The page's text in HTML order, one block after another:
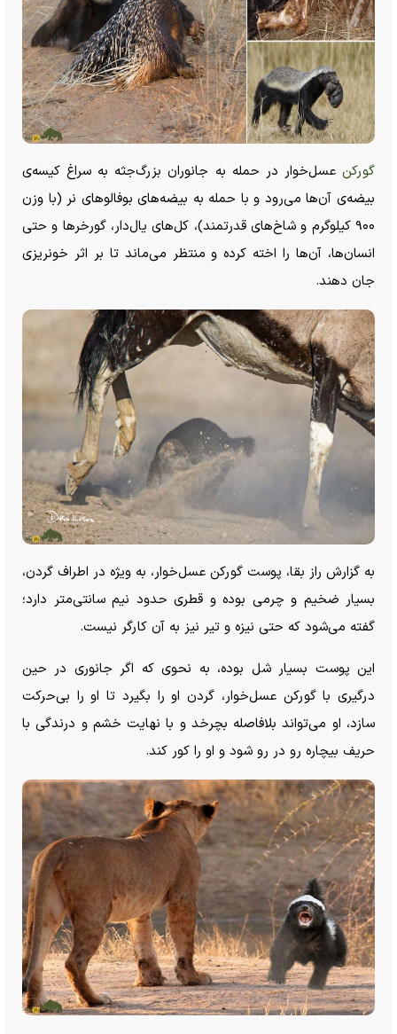
گورکن عسل‌خوار در حمله به جانوران بزرگ‌جثه به سراغ کیسه‌ی
بیضه‌ی آن‌ها می‌رود و با حمله به بیضه‌های بوفالو‌های نر (با وزن
۹۰۰ کیلوگرم و شاخ‌های قدرتمند)، کل‌های یال‌دار، گورخر‌ها و حتی
انسان‌ها، آن‌ها را اخته کرده و منتظر می‌ماند تا بر اثر خونریزی
جان دهند.
به گزارش راز بقا، پوست گورکن عسل‌خوار، به ویژه در اطراف گردن،
بسیار ضخیم و چرمی بوده و قطری حدود نیم سانتی‌متر دارد؛
گفته می‌شود که حتی نیزه و تیر نیز به آن کارگر نیست.
این پوست بسیار شل بوده، به نحوی که اگر جانوری در حین
درگیری با گورکن عسل‌خوار، گردن او را بگیرد تا او را بی‌حرکت
سازد، او می‌تواند بلافاصله بچرخد و با نهایت خشم و درندگی با
حریف بیچاره رو در رو شود و او را کور کند.